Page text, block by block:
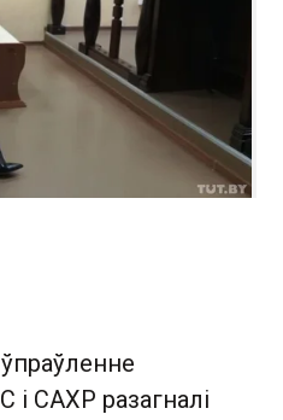
і САХР разагналі